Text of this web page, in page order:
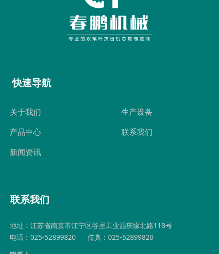
关于我们
产品中心
新闻资讯
快速导航
生产设备
联系我们
联系我们
地址：江苏省南京市江宁区谷里工业园庆缘北路118号
电话：025-52899820 传真：025-52899820